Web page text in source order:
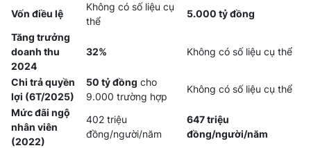
Vốn điều lệ
Không có số liệu cụ
thể
5.000 tỷ đồng
Tăng trưởng
doanh thu
2024
32% Không có số liệu cụ thể
Chi trả quyền
lợi (6T/2025)
50 tỷ đồng cho
9.000 trường hợp
Không có số liệu cụ thể
Mức đãi ngộ
nhân viên
(2022)
402 triệu
đồng/người/năm
647 triệu
đồng/người/năm